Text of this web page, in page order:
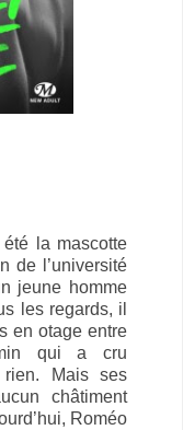
été la mascotte
de l’université
jeune homme
les regards, il
en otage entre
qui a cru
rien. Mais ses
châtiment
Roméo